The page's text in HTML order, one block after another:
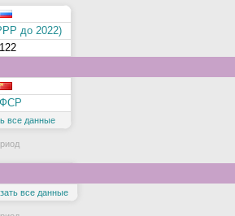
до 2022)
все данные
все данные